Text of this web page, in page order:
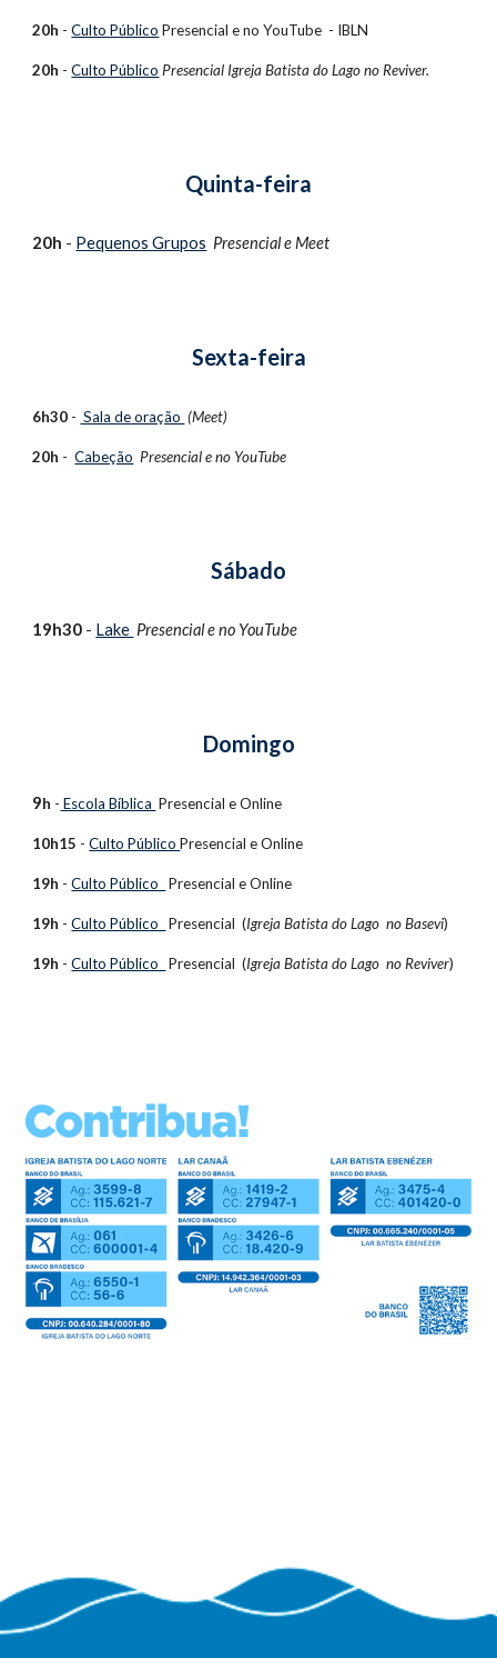
20h - Culto Público Presencial e no YouTube  - IBLN
20h - Culto Público Presencial Igreja Batista do Lago no Reviver.
Quinta-feira
20h - Pequenos Grupos Presencial e Meet
Sexta-feira
6h30 - Sala de oração (Meet)
20h - Cabeção Presencial e no YouTube
Sábado
19h30 - Lake Presencial e no YouTube
Domingo
9h - Escola Bíblica Presencial e Online
10h15 - Culto Público Presencial e Online
19h - Culto Público Presencial e Online
19h - Culto Público Presencial (Igreja Batista do Lago  no Basevi)
19h - Culto Público Presencial (Igreja Batista do Lago  no Reviver)